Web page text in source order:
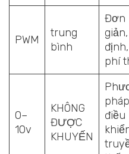
PWM
trung
bình
Đơn
phí
0–
10v
KHÔNG
ĐƯỢC
KHUYẾN
pháp
điều